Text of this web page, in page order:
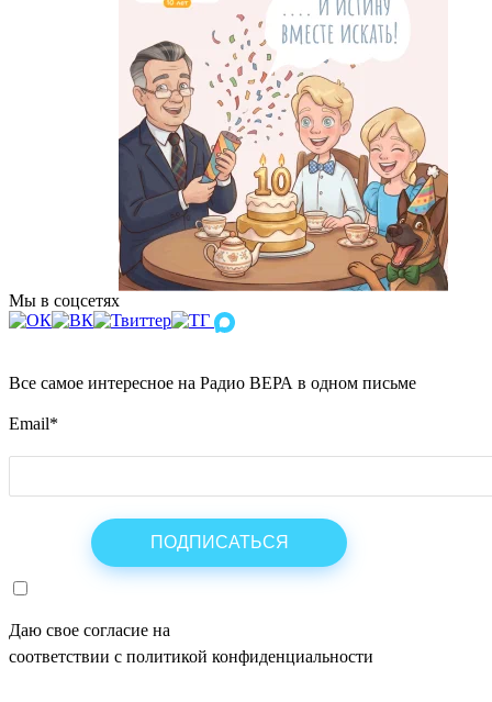
Мы в соцсетях
Все самое интересное на Радио ВЕРА в одном письме
Email*
Даю свое согласие на
соответствии с политикой конфиденциальности